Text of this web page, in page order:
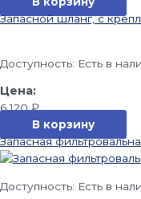
Запасной шланг, с
Доступность: Есть в
6 120₽
В корзину
Запасная
Доступность: Есть в